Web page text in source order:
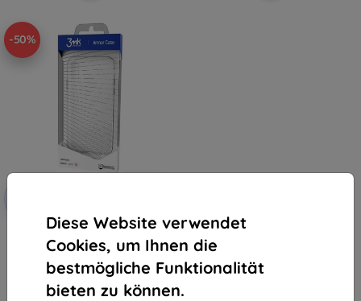
Diese Website verwendet
Cookies, um Ihnen die
bestmögliche Funktionalität
bieten zu können.
-50%
3mk ArmorCase Motorola Moto
E6s
15,90 €
8,01 €